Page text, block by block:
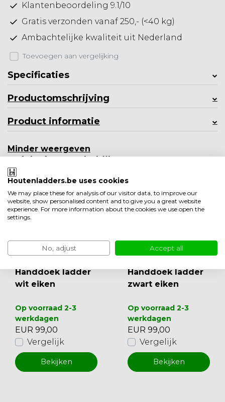
Klantenbeoordeling 9.1/10
Gratis verzonden vanaf 250,- (<40 kg)
Ambachtelijke kwaliteit uit Nederland
Toevoegen aan vergelijking
Specificaties
Productomschrijving
Product informatie
Minder weergeven
Ook leuk om te bekijken
Handdoek ladder
wit eiken
Op voorraad 2-3
werkdagen
EUR 99,00
Vergelijk
Bekijken
Handdoek ladder
zwart eiken
Op voorraad 2-3
werkdagen
EUR 99,00
Vergelijk
Bekijken
Houtenladders.be uses cookies
We may place these for analysis of our visitor data, to improve our
website, show personalised content and to give you a great website
experience. For more information about the cookies we use open the
settings.
No, adjust Accept all